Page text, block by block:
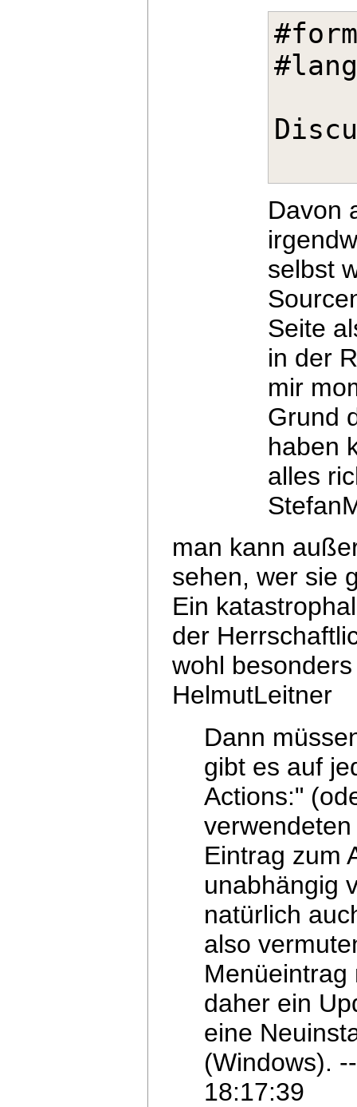
Davon
selbst
Seite
in der
mir
Grund
haben
alles
man kann
sehen, wer sie
Ein
der
wohl
HelmutLeitner
Dann
gibt es auf
Actions:"
Eintrag zum
unabhängig
natürlich
also
Menüeintrag
daher ein
eine
(Windows).
18:17:39